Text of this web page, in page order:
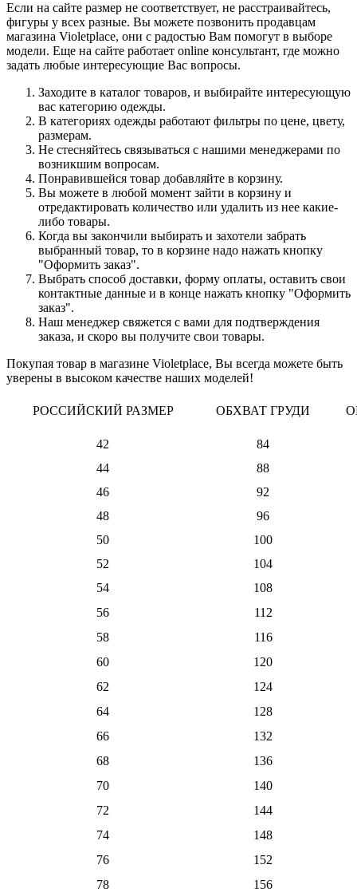
Если на сайте размер не соответствует, не расстраивайтесь,
фигуры у всех разные. Вы можете позвонить продавцам
магазина Violetplace, они с радостью Вам помогут в выборе
модели. Еще на сайте работает online консультант, где можно
задать любые интересующие Вас вопросы.
Заходите в каталог товаров, и выбирайте интересующую
вас категорию одежды.
В категориях одежды работают фильтры по цене, цвету,
размерам.
Не стесняйтесь связываться с нашими менеджерами по
возникшим вопросам.
Понравившейся товар добавляйте в корзину.
Вы можете в любой момент зайти в корзину и
отредактировать количество или удалить из нее какие-
либо товары.
Когда вы закончили выбирать и захотели забрать
выбранный товар, то в корзине надо нажать кнопку
"Оформить заказ".
Выбрать способ доставки, форму оплаты, оставить свои
контактные данные и в конце нажать кнопку "Оформить
заказ".
Наш менеджер свяжется с вами для подтверждения
заказа, и скоро вы получите свои товары.
Покупая товар в магазине Violetplace, Вы всегда можете быть
уверены в высоком качестве наших моделей!
РОССИЙСКИЙ РАЗМЕР ОБХВАТ ГРУДИ
42
84
44
88
46
92
48
96
50
100
52
104
54
108
56
112
58
116
60
120
62
124
64
128
66
132
68
136
70
140
72
144
74
148
76
152
78
156